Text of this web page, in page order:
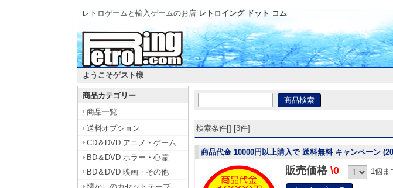
レトロゲームと輸入ゲームのお店 レトロイング ドット コム
ようこそゲスト様
商品カテゴリー
商品一覧
送料オプション
CD＆DVD アニメ・ゲーム
BD＆DVD ホラー・心霊
BD＆DVD 映画・その他
検索条件[] [3件]
商品代金 10000円以上購入で 送料無料 キャンペーン
販売価格 \0 1個ま